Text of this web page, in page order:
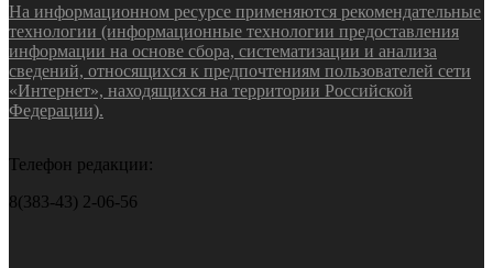
На информационном ресурсе применяются рекомендательные
технологии (информационные технологии предоставления
информации на основе сбора, систематизации и анализа
сведений, относящихся к предпочтениям пользователей сети
«Интернет», находящихся на территории Российской
Федерации).
Телефон редакции:
8(383-43) 2-06-56